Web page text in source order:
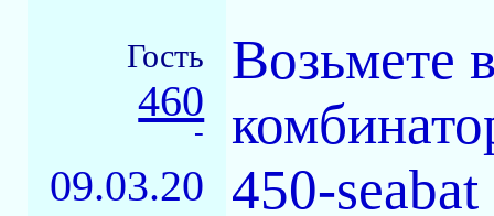
Гость
460
-
09.03.20
Возьмете
450-